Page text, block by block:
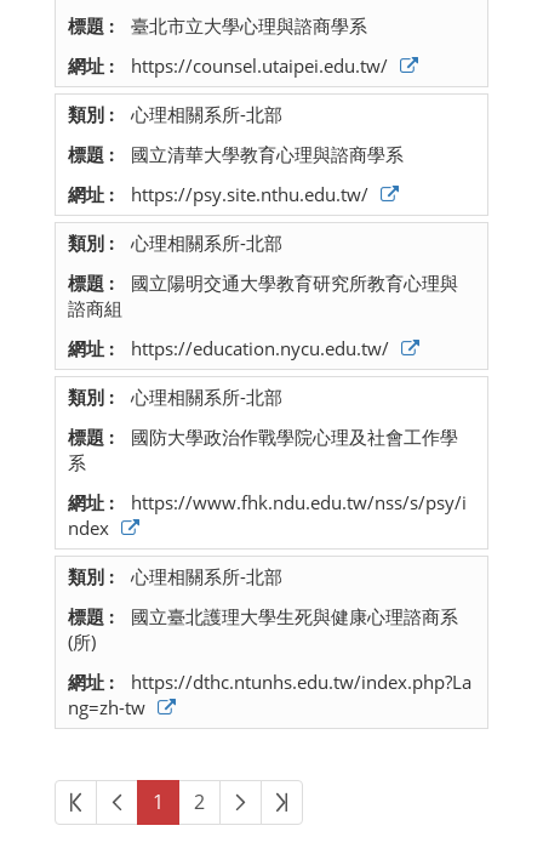
臺北市立大學心理與諮商學系
https://counsel.utaipei.edu.tw/
心理相關系所-北部
國立清華大學教育心理與諮商學系
https://psy.site.nthu.edu.tw/
心理相關系所-北部
國立陽明交通大學教育研究所教育心理與
諮商組
https://education.nycu.edu.tw/
心理相關系所-北部
國防大學政治作戰學院心理及社會工作學
系
https://www.fhk.ndu.edu.tw/nss/s/psy/i
ndex
心理相關系所-北部
國立臺北護理大學生死與健康心理諮商系
(所)
https://dthc.ntunhs.edu.tw/index.php?La
ng=zh-tw
第一頁上一頁
1 2 下一頁最後頁